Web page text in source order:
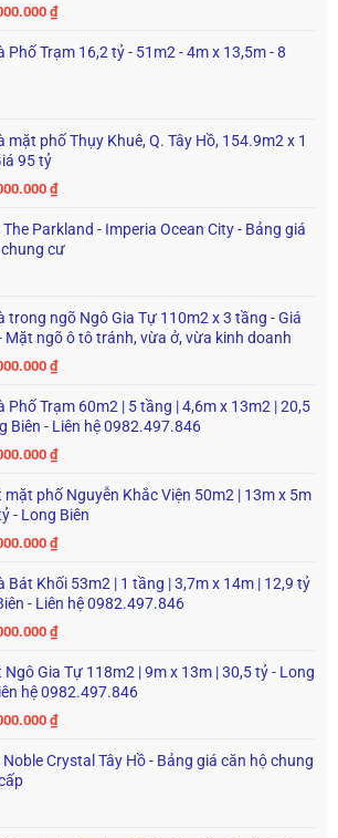
₫
Phố Trạm 16,2 tỷ - 51m2 - 4m x 13,5m - 8
mặt phố Thụy Khuê, Q. Tây Hồ, 154.9m2 x 1
95 tỷ
₫
Parkland - Imperia Ocean City - Bảng giá
cư
trong ngõ Ngô Gia Tự 110m2 x 3 tầng - Giá
Mặt ngõ ô tô tránh, vừa ở, vừa kinh doanh
₫
Phố Trạm 60m2 | 5 tầng | 4,6m x 13m2 | 20,5
Biên - Liên hệ 0982.497.846
₫
mặt phố Nguyễn Khắc Viện 50m2 | 13m x 5m
- Long Biên
₫
Bát Khối 53m2 | 1 tầng | 3,7m x 14m | 12,9 tỷ
- Liên hệ 0982.497.846
₫
Ngô Gia Tự 118m2 | 9m x 13m | 30,5 tỷ - Long
hệ 0982.497.846
₫
Crystal Tây Hồ - Bảng giá căn hộ chung